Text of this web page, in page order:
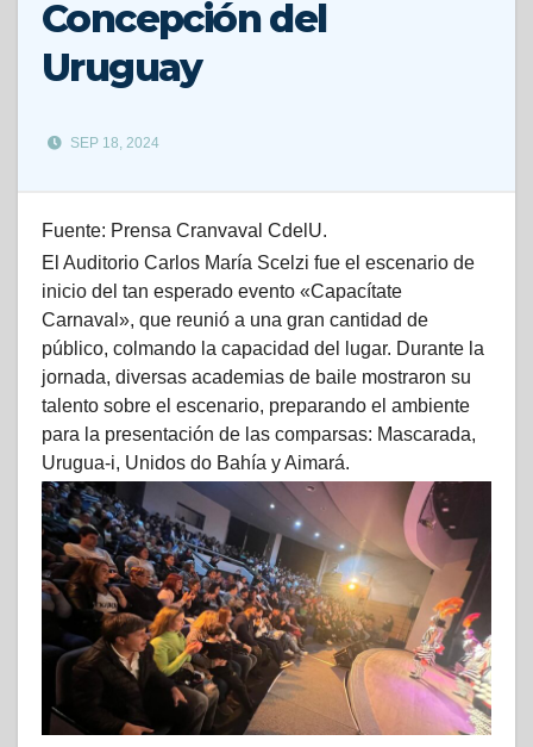
Concepción del
Uruguay
SEP 18, 2024
Fuente: Prensa Cranvaval CdelU.
El Auditorio Carlos María Scelzi fue el escenario de
inicio del tan esperado evento «Capacítate
Carnaval», que reunió a una gran cantidad de
público, colmando la capacidad del lugar. Durante la
jornada, diversas academias de baile mostraron su
talento sobre el escenario, preparando el ambiente
para la presentación de las comparsas: Mascarada,
Urugua-i, Unidos do Bahía y Aimará.